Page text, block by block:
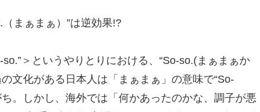
（まぁまぁ）”は逆効果!?
＞というやりとりにおける、“So-so.(まぁまぁか
文化がある日本人は「まぁまぁ」の意味で“So-
。しかし、海外では「何かあったのかな、調子が悪